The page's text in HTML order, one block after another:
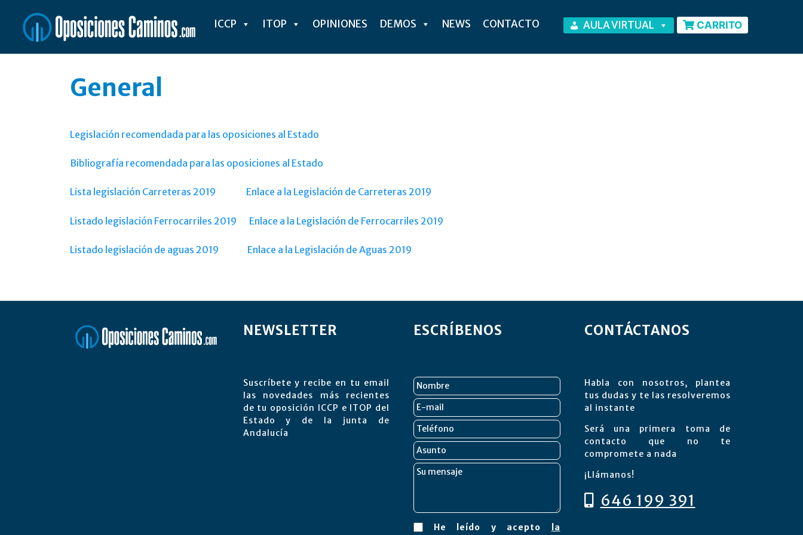
contenido
ICCP ITOP OPINIONES DEMOS NEWS CONTACTO AULA VIRTUAL CARRITO
General
Legislación recomendada para las oposiciones al Estado
Bibliografía recomendada para las oposiciones al Estado
Lista legislación Carreteras 2019 Enlace a la Legislación de Carreteras 2019
Listado legislación Ferrocarriles 2019 Enlace a la Legislación de Ferrocarriles 2019
Listado legislación de aguas 2019 Enlace a la Legislación de Aguas 2019
NEWSLETTER
Suscríbete y recibe en tu email
las novedades más recientes
de tu oposición ICCP e ITOP del
Estado y de la junta de
Andalucía
ESCRÍBENOS
He leído y acepto la
CONTÁCTANOS
Habla con nosotros, plantea
tus dudas y te las resolveremos
al instante
Será una primera toma de
contacto que no te
compromete a nada
¡Llámanos!
646 199 391